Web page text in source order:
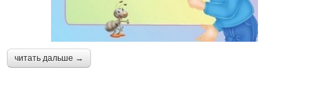
читать дальше →